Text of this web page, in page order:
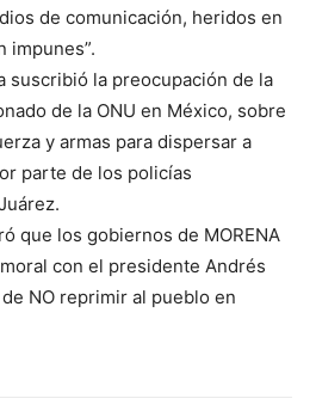
de comunicación, heridos en
impunes”.
suscribió la preocupación de la
de la ONU en México, sobre
y armas para dispersar a
parte de los policías
que los gobiernos de MORENA
con el presidente Andrés
NO reprimir al pueblo en